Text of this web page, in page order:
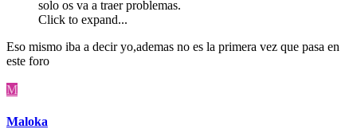
solo os va a traer problemas.
Click to expand...
Eso mismo iba a decir yo,ademas no es la primera vez que pasa en
este foro
M
Maloka